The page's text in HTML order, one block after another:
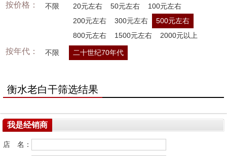
按价格： 不限 20元左右 50元左右
100元左右
200元左右
300元左右
500元左右
800元左右
1500元左右 2000元以上
按年代： 不限 二十世纪70年代
衡水老白干筛选结果
我是经销商
店 名：